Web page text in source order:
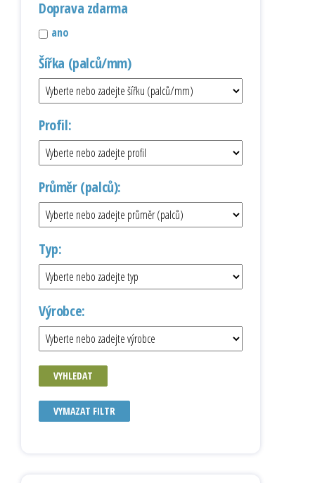
Doprava zdarma
ano
Šířka (palců/mm)
Profil:
Průměr (palců):
Typ:
Výrobce:
VYHLEDAT
VYMAZAT FILTR